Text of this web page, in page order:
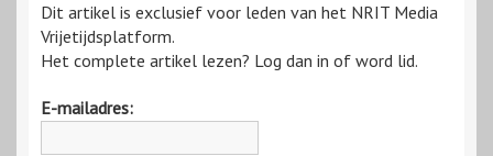
Dit artikel is exclusief voor leden van het NRIT Media
Vrijetijdsplatform.
Het complete artikel lezen? Log dan in of word lid.
E-mailadres: